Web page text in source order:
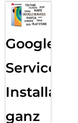
Google
Services
Installation
ganz